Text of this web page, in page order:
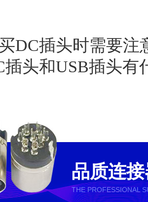
DC插头时需要注
插头和USB插头有
品质连
THE PROFESSIONAL